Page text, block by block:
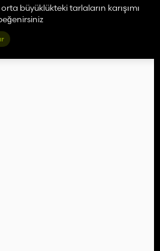
büyüklükteki tarlaların karışımı